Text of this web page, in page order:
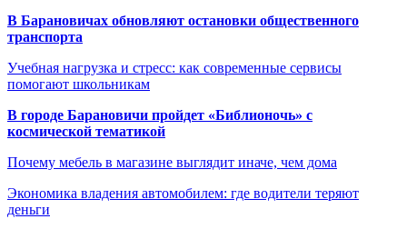
В Барановичах обновляют остановки общественного
транспорта
Учебная нагрузка и стресс: как современные сервисы
помогают школьникам
В городе Барановичи пройдет «Библионочь» с
космической тематикой
Почему мебель в магазине выглядит иначе, чем дома
Экономика владения автомобилем: где водители теряют
деньги